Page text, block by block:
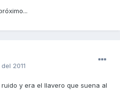
2011
y era el llavero que suena al